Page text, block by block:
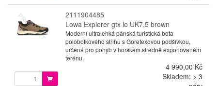
2111904485
Lowa Explorer gtx lo UK7,5 brown
Moderní ultralehká pánská turistická bota
polobotkového střihu s Goretexovou podšívkou,
určená pro pohyb v horském středně exponovaném
terénu.
4 990,00 Kč
Skladem: > 3